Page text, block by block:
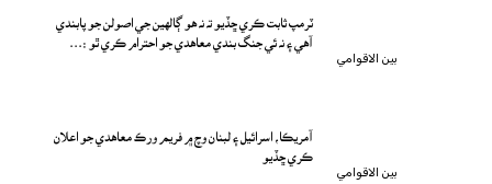
بين الاقوامي
ٽرمپ ثابت ڪري ڇڏيو ته نه هو ڳالهين جي اصولن جو پابندي
آهي ۽ نه ئي جنگ بندي معاهدي جو احترام ڪري ٿو :...
بين الاقوامي
آمريڪا، اسرائيل ۽ لبنان وچ ۾ فريم ورڪ معاهدي جو اعلان
ڪري ڇڏيو